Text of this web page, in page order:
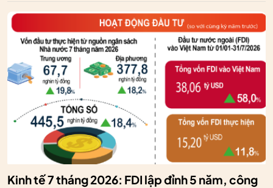
Kinh tế 7 tháng 2026: FDI lập đỉnh 5 năm, công